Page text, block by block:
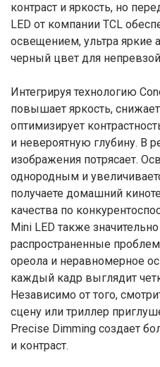
контраст и яркость, но
LED от компании TCL
освещением, ультра яркие
черный цвет для
Интегрируя технологию
повышает яркость,
оптимизирует
и невероятную глубину. В
изображения потрясает.
однородным и
получаете домашний
качества по
Mini LED также
распространенные
ореола и неравномерное
каждый кадр выглядит
Независимо от того,
сцену или триллер
Precise Dimming создает
и контраст.